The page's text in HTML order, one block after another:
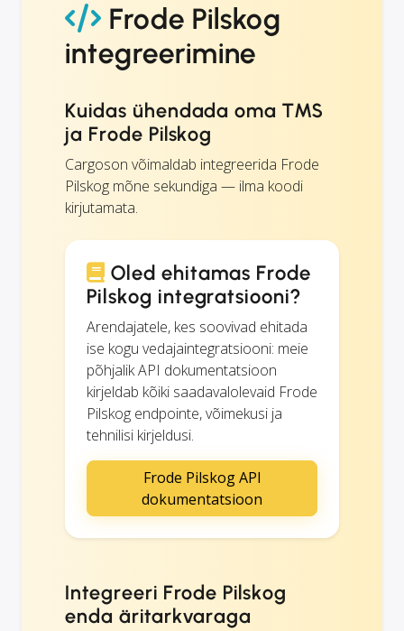
Frode Pilskog
integreerimine
Kuidas ühendada oma TMS
ja Frode Pilskog
Cargoson võimaldab integreerida Frode
Pilskog mõne sekundiga — ilma koodi
kirjutamata.
Oled ehitamas Frode
Pilskog integratsiooni?
Arendajatele, kes soovivad ehitada
ise kogu vedajaintegratsiooni: meie
põhjalik API dokumentatsioon
kirjeldab kõiki saadavalolevaid Frode
Pilskog endpointe, võimekusi ja
tehnilisi kirjeldusi.
Frode Pilskog API
dokumentatsioon
Integreeri Frode Pilskog
enda äritarkvaraga